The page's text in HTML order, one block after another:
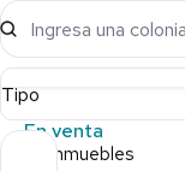
Ingresa una
Tipo
En venta
54 inmuebles